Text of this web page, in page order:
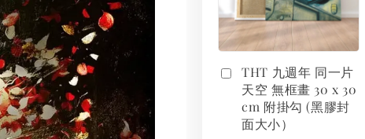
THT 九週年 同一片
天空 無框畫 30 x 30
cm 附掛勾 (黑膠封
面大小）